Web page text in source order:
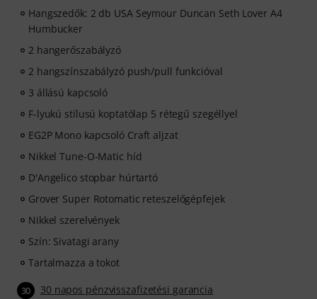
Hangszedők: 2 db USA Seymour Duncan Seth Lover A4
Humbucker
2 hangerőszabályzó
2 hangszínszabályzó push/pull funkcióval
3 állású kapcsoló
F-lyukú stílusú koptatólap 5 rétegű szegéllyel
EG2P Mono kapcsoló Craft aljzat
Nikkel Tune-O-Matic híd
D'Angelico stopbar húrtartó
Grover Super Rotomatic reteszelőgépfejek
Nikkel szerelvények
Szín: Sivatagi arany
Tartalmazza a tokot
30 30 napos pénzvisszafizetési garancia